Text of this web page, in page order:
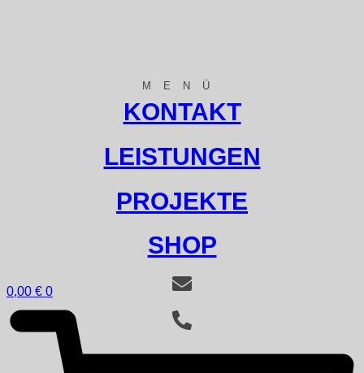
MENÜ
KONTAKT
LEISTUNGEN
PROJEKTE
SHOP
0,00 € 0